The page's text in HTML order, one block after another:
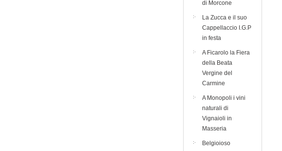
di Morcone
La Zucca e il suo
Cappellaccio I.G.P
in festa
A Ficarolo la Fiera
della Beata
Vergine del
Carmine
A Monopoli i vini
naturali di
Vignaioli in
Masseria
Belgioioso